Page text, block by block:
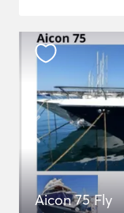
Aicon 75 Fly